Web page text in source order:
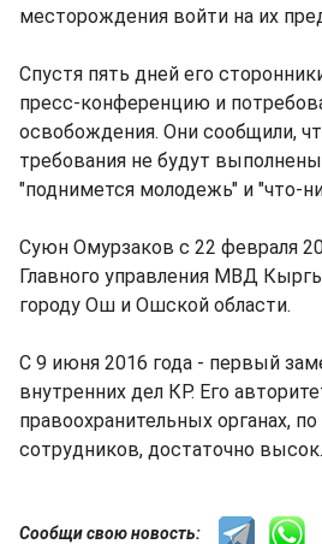
месторождения войти на их
Спустя пять дней его
пресс-конференцию и
освобождения. Они сообщили,
требования не будут
"поднимется молодежь" и "что-
Суюн Омурзаков с 22 февраля
Главного управления МВД
городу Ош и Ошской области.
С 9 июня 2016 года - первый
внутренних дел КР. Его
правоохранительных органах,
сотрудников, достаточно высок.
Сообщи свою новость: